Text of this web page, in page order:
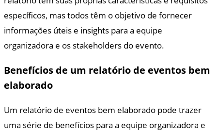
específicos, mas todos têm o objetivo de fornecer
informações úteis e insights para a equipe
organizadora e os stakeholders do evento.
Benefícios de um relatório de eventos bem
elaborado
Um relatório de eventos bem elaborado pode trazer
uma série de benefícios para a equipe organizadora e